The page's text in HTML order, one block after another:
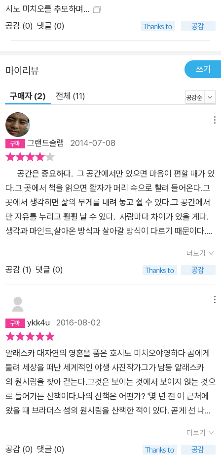
시노 미치오를 추모하며...
공감 (0) 댓글 (0)
마이리뷰 쓰기
구매자 (2) 전체 (11)
그랜드슬램 2014-07-08
공간은 중요하다. 그 공간에서만 있으면 마음이 편할 때가 있
다.그 곳에서 책을 읽으면 활자가 머리 속으로 빨려 들어온다.그
곳에서 생각하면 삶의 무게를 내려 놓고 쉴 수 있다.그 공간에서
만 자유를 누리고 훨훨 날 수 있다. 사람마다 차이가 있을 게다.
생각과 마인드,살아온 방식과 살아갈 방식이 다르기 때문이다.나
사람이 그 곳을 여행하고 3개월동안 살고 싶은 이유는 단 한 권의
책으로 시작되었다. 삶의 방식은 저마다 다르다.방법과 가치 또
한 더 다르다.그럼에도 불구하고 오늘 이 하루를 찬란하게 살고자
하는 이유는 누구나 똑같다.어제보다 나은 오늘,오늘 보다 더 나
은 내일을 바라는 것은 바로 꿈이다. 나는 호시노 미치오의 글을
읽으며 그런 꿈을 꾸었다.많은 것을 가지지 않고 자발적 가난을
는 그 순간까지 자연과 함께 했다. 아쉽다...유작이 되어버린 이
한 권의 책에서 나는 그의 진정한 자유를 생각해보았다..진정한
자유란,,,자신이 살고 싶은 대로 사는 것이다.그는 충분히 그렇게
살았다.그래서 그가 더욱 멋지다...
더보기
공감 (1) 댓글 (0)
ykk4u 2016-08-02
알래스카 대자연의 영혼을 품은 호시노 미치오야영하다 곰에게
물려 세상을 떠난 세계적인 야생 사진작가그가 남동 알래스카
의 원시림을 찾아 걷는다.그것은 보이는 것에서 보이지 않는 것으
로 들어가는 산책이다.나의 산책은 어떤가? '몇 년 전 이 근처에
왔을 때 브라더스 섬의 원시림을 산책한 적이 있다. 곧게 선 나무
나의 생명체 같은 불가사의한 세계로 빚어내고 있었다. 나는 무언
가에 홀린 것처럼 숲속을 헤맸다. 고요 속에서 가만히 정지한 숲
더보기
공감 (0) 댓글 (0)